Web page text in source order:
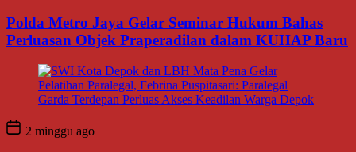
Polda Metro Jaya Gelar Seminar Hukum Bahas
Perluasan Objek Praperadilan dalam KUHAP Baru
2 minggu ago